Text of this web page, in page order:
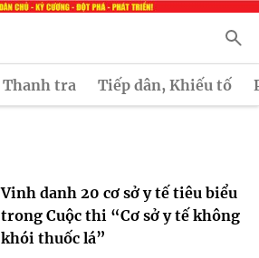
Thanh tra Tiếp dân, Khiếu tố
Vinh danh 20 cơ sở y tế tiêu biểu
trong Cuộc thi “Cơ sở y tế không
khói thuốc lá”